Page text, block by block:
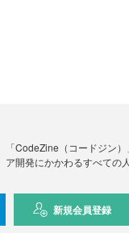
「CodeZine（コードジン
ア開発にかかわるすべての
新規会員登録